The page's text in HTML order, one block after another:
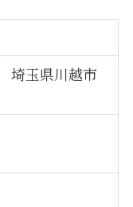
埼玉県川越市